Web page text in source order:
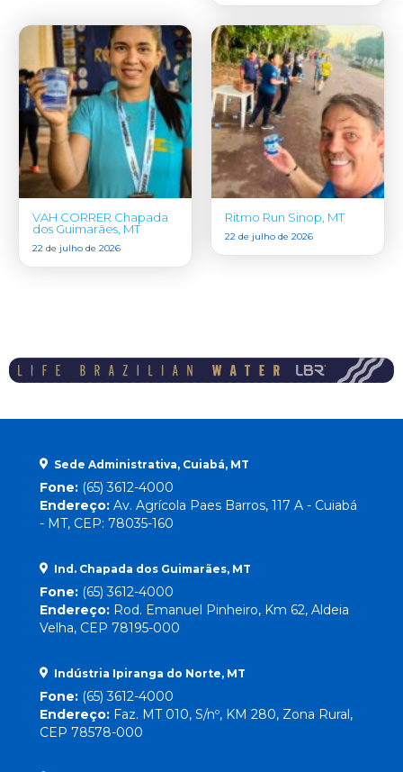
VAH CORRER Chapada
dos Guimarães, MT
22 de julho de 2026
Ritmo Run Sinop, MT
22 de julho de 2026
Sede Administrativa, Cuiabá, MT
Fone: (65) 3612-4000
Endereço: Av. Agrícola Paes Barros, 117 A - Cuiabá
- MT, CEP: 78035-160
Ind. Chapada dos Guimarães, MT
Fone: (65) 3612-4000
Endereço: Rod. Emanuel Pinheiro, Km 62, Aldeia
Velha, CEP 78195-000
Indústria Ipiranga do Norte, MT
Fone: (65) 3612-4000
Endereço: Faz. MT 010, S/nº, KM 280, Zona Rural,
CEP 78578-000